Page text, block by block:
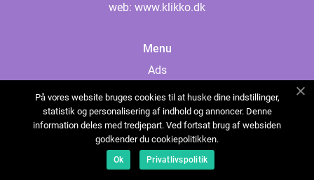
web: www.klikko.dk
Menu
Ads
Cookies
Contact
Sitemap
På vores website bruges cookies til at huske dine indstillinger,
statistik og personalisering af indhold og annoncer. Denne
information deles med tredjepart. Ved fortsat brug af websiden
godkender du cookiepolitikken.
Ok Privatlivspolitik